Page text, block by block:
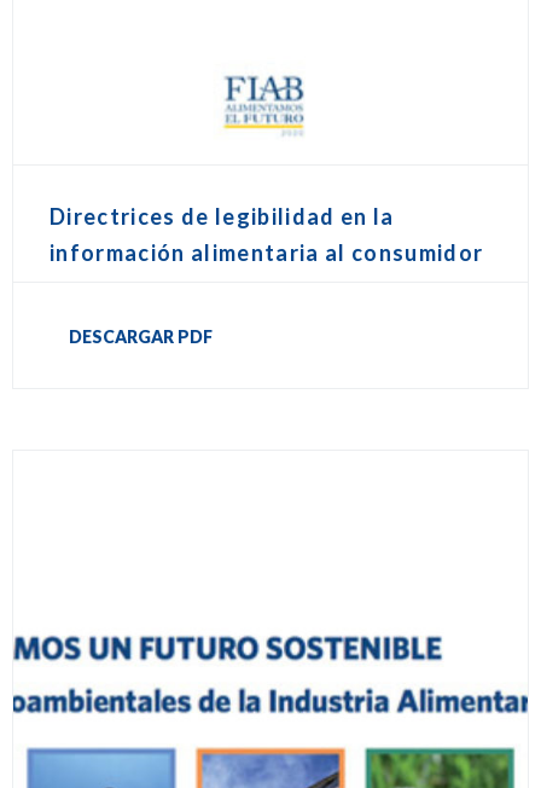
Directrices de legibilidad en la
información alimentaria al consumidor
DESCARGAR PDF